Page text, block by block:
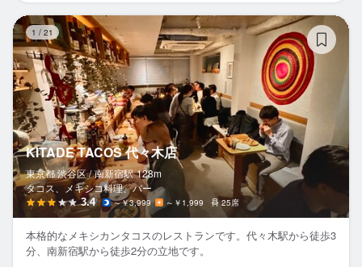
1 / 21
KITADE TACOS 代々木店
東京都 渋谷区 / 南新宿駅 128m
タコス、メキシコ料理、バー
3.4 ～￥3,999 ～￥1,999 25席
本格的なメキシカンタコスのレストランです。代々木駅から徒歩3
分、南新宿駅から徒歩2分の立地です。